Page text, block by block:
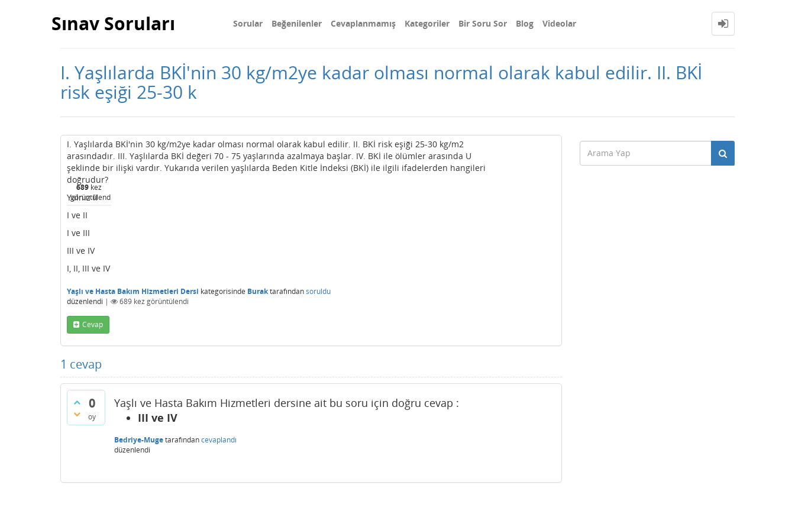
Sınav Soruları Sorular Beğenilenler Cevaplanmamış Kategoriler Bir Soru Sor Blog Videolar
I. Yaşlılarda BKİ'nin 30 kg/m2ye kadar olması normal olarak kabul edilir. II. BKİ
risk eşiği 25-30 k
689 kez
görüntülendi
I. Yaşlılarda BKİ'nin 30 kg/m2ye kadar olması normal olarak kabul edilir. II. BKİ risk eşiği 25-30 kg/m2
arasındadır. III. Yaşlılarda BKİ değeri 70 - 75 yaşlarında azalmaya başlar. IV. BKİ ile ölümler arasında U
şeklinde bir ilişki vardır. Yukarıda verilen yaşlılarda Beden Kitle İndeksi (BKİ) ile ilgili ifadelerden hangileri
doğrudur?
Yalnız II
I ve II
I ve III
III ve IV
I, II, III ve IV
Yaşlı ve Hasta Bakım Hizmetleri Dersi kategorisinde Buraktarafındansoruldu
düzenlendi | 689 kez görüntülendi
Cevap
1 cevap
0
oy
Yaşlı ve Hasta Bakım Hizmetleri dersine ait bu soru için doğru cevap :
III ve IV
Bedriye-Mugetarafındancevaplandı
düzenlendi